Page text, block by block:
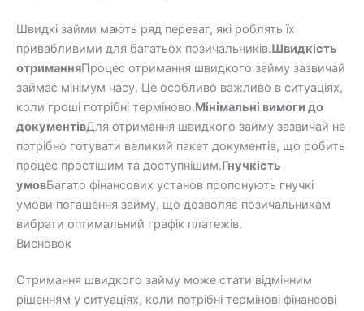
Швидкі займи мають ряд переваг, які роблять їх
привабливими для багатьох позичальників.Швидкість
отриманняПроцес отримання швидкого займу зазвичай
займає мінімум часу. Це особливо важливо в ситуаціях,
коли гроші потрібні терміново.Мінімальні вимоги до
документівДля отримання швидкого займу зазвичай не
потрібно готувати великий пакет документів, що робить
процес простішим та доступнішим.Гнучкість
умовБагато фінансових установ пропонують гнучкі
умови погашення займу, що дозволяє позичальникам
вибрати оптимальний графік платежів.
Висновок
Отримання швидкого займу може стати відмінним
рішенням у ситуаціях, коли потрібні термінові фінансові